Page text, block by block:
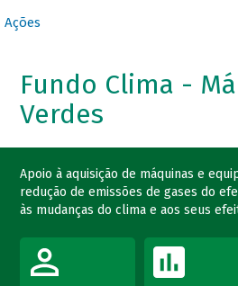
Ações
Fundo Clima -
Verdes
Apoio à aquisição de máquinas e
redução de emissões de gases do
às mudanças do clima e aos seus